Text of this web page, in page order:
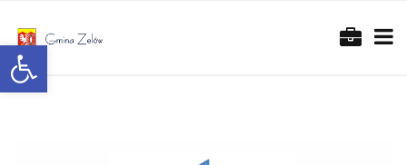
Otwórz pasek narzędzi